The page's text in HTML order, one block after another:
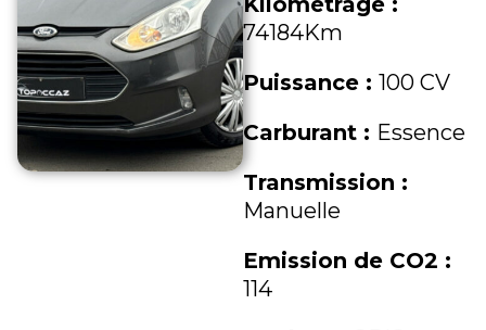
74184Km
Puissance : 100 CV
Carburant : Essence
Transmission :
Manuelle
Emission de CO2 :
114